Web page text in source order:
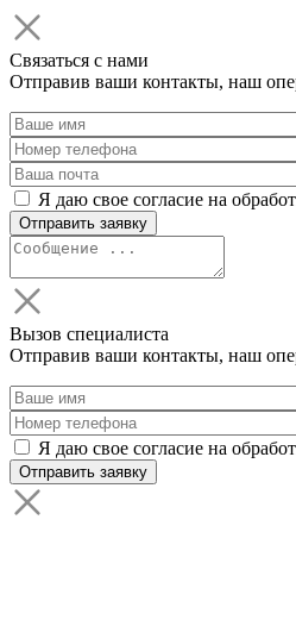
Связаться с нами
Отправив ваши контакты, наш
Я даю свое согласие на
Вызов специалиста
Отправив ваши контакты, наш
Я даю свое согласие на